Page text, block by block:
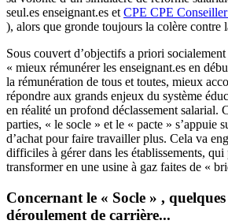
seul.es enseignant.es et CPE CPE
), alors que gronde toujours la colère contre
Sous couvert d’objectifs a priori socialement
« mieux rémunérer les enseignant.es en
la rémunération de tous et toutes, mieux
répondre aux grands enjeux du système
en réalité un profond déclassement salarial.
parties, « le socle » et le « pacte » s’appuie
d’achat pour faire travailler plus. Cela va
difficiles à gérer dans les établissements,
transformer en une usine à gaz faites de «
Concernant le « Socle » ,
déroulement de carrière...